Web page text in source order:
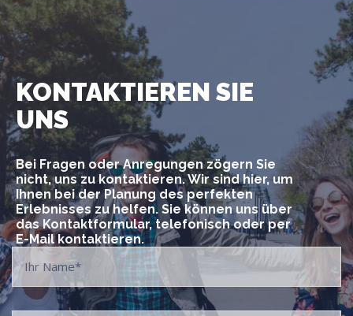
KONTAKTIEREN SIE
UNS
Bei Fragen oder Anregungen zögern Sie
nicht, uns zu kontaktieren. Wir sind hier, um
Ihnen bei der Planung des perfekten
Erlebnisses zu helfen. Sie können uns über
das Kontaktformular, telefonisch oder per
E-Mail kontaktieren.